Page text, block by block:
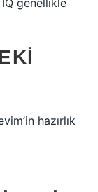
genellikle
hazırlık